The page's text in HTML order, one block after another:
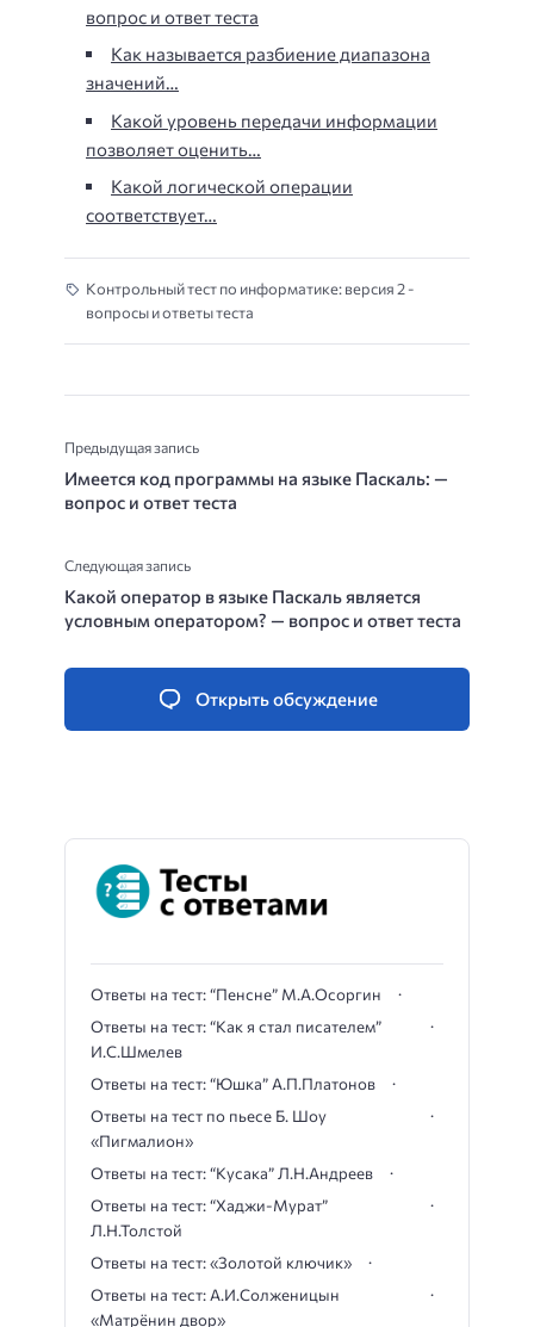
вопрос и ответ теста
Как называется разбиение диапазона
значений…
Какой уровень передачи информации
позволяет оценить…
Какой логической операции
соответствует…
Контрольный тест по информатике: версия 2 -
вопросы и ответы теста
Предыдущая запись
Имеется код программы на языке Паскаль: —
вопрос и ответ теста
Следующая запись
Какой оператор в языке Паскаль является
условным оператором? — вопрос и ответ теста
Открыть обсуждение
Ответы на тест: “Пенсне” М.А.Осоргин
Ответы на тест: “Как я стал писателем”
И.С.Шмелев
Ответы на тест: “Юшка” А.П.Платонов
Ответы на тест по пьесе Б. Шоу
«Пигмалион»
Ответы на тест: “Кусака” Л.Н.Андреев
Ответы на тест: “Хаджи-Мурат”
Л.Н.Толстой
Ответы на тест: «Золотой ключик»
Ответы на тест: А.И.Солженицын
«Матрёнин двор»